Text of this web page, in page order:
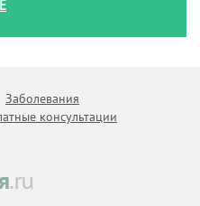
Заболевания
консультации